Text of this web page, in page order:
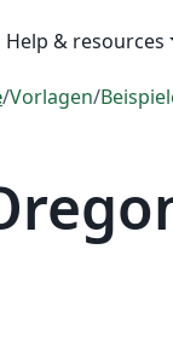
Help & resources
/Vorlagen/